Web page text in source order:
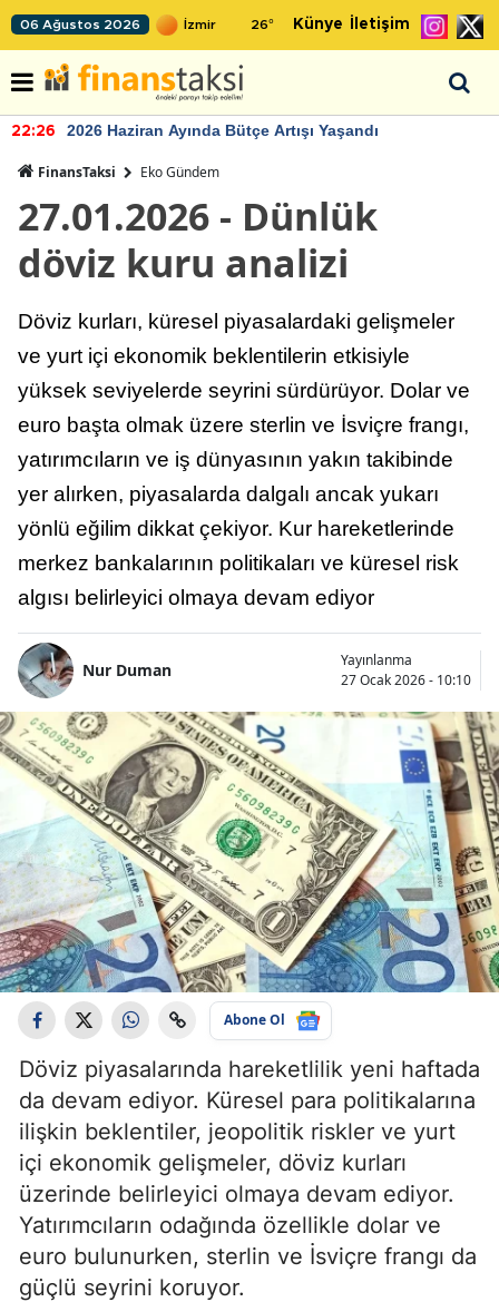
06 Ağustos 2026 26° Künye İletişim
22:26 2026 Haziran Ayında Bütçe Artışı Yaşandı
FinansTaksi Eko Gündem
27.01.2026 - Dünlük
döviz kuru analizi
Döviz kurları, küresel piyasalardaki gelişmeler
ve yurt içi ekonomik beklentilerin etkisiyle
yüksek seviyelerde seyrini sürdürüyor. Dolar ve
euro başta olmak üzere sterlin ve İsviçre frangı,
yatırımcıların ve iş dünyasının yakın takibinde
yer alırken, piyasalarda dalgalı ancak yukarı
yönlü eğilim dikkat çekiyor. Kur hareketlerinde
merkez bankalarının politikaları ve küresel risk
algısı belirleyici olmaya devam ediyor
Nur Duman
Yayınlanma
27 Ocak 2026 - 10:10
Abone Ol
Döviz piyasalarında hareketlilik yeni haftada
da devam ediyor. Küresel para politikalarına
ilişkin beklentiler, jeopolitik riskler ve yurt
içi ekonomik gelişmeler, döviz kurları
üzerinde belirleyici olmaya devam ediyor.
Yatırımcıların odağında özellikle dolar ve
euro bulunurken, sterlin ve İsviçre frangı da
güçlü seyrini koruyor.